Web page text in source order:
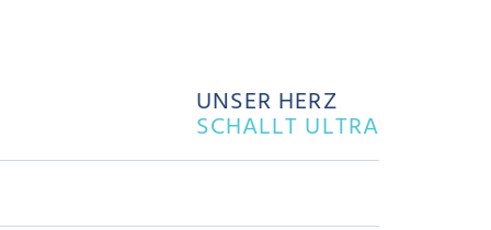
UNSER HERZ
SCHALLT ULTRA